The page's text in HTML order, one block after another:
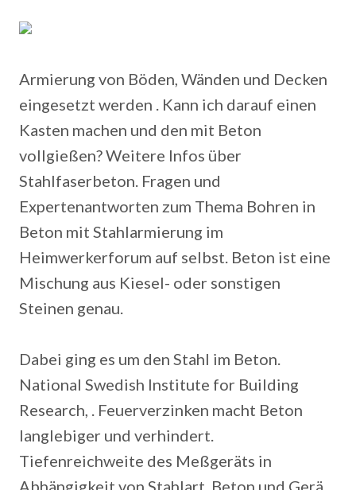
Armierung von Böden, Wänden und Decken
eingesetzt werden . Kann ich darauf einen
Kasten machen und den mit Beton
vollgießen? Weitere Infos über
Stahlfaserbeton. Fragen und
Expertenantworten zum Thema Bohren in
Beton mit Stahlarmierung im
Heimwerkerforum auf selbst. Beton ist eine
Mischung aus Kiesel- oder sonstigen
Steinen genau.
Dabei ging es um den Stahl im Beton.
National Swedish Institute for Building
Research, . Feuerverzinken macht Beton
langlebiger und verhindert.
Tiefenreichweite des Meßgeräts in
Abhängigkeit von Stahlart, Beton und Gerä.